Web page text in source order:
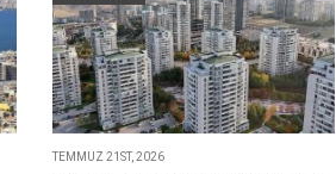
TEMMUZ 21ST, 2026